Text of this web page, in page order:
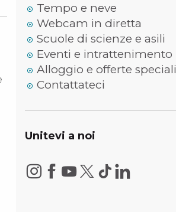
Tempo e neve
Webcam in diretta
Scuole di scienze e asili
Eventi e intrattenimento
Alloggio e offerte speciali
Contattateci
Unitevi a noi